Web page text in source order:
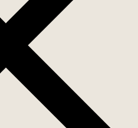
samtidigt med närhet
minuters promenad
med matbutik,
goda kommunikationer.
du även sjön Drevviken
löpspår och
Flatens naturreservat,